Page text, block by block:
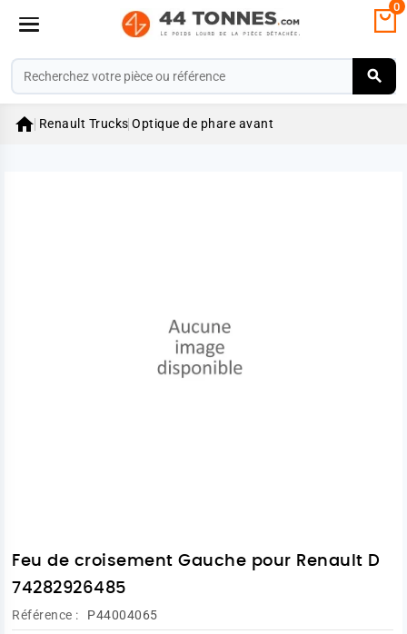
0
 Renault Trucks Optique de phare avant
Feu de croisement Gauche pour Renault D
74282926485
Référence : P44004065